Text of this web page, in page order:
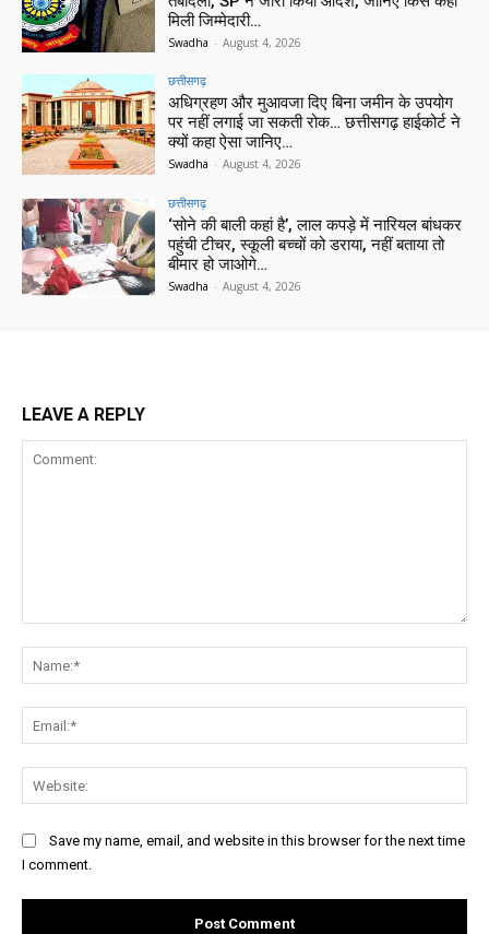
मिली जिम्मेदारी…
Swadha - August 4, 2026
छत्तीसगढ़
अधिग्रहण और मुआवजा दिए बिना जमीन के उपयोग
पर नहीं लगाई जा सकती रोक… छत्तीसगढ़ हाईकोर्ट ने
क्यों कहा ऐसा जानिए…
Swadha - August 4, 2026
छत्तीसगढ़
‘सोने की बाली कहां है’, लाल कपड़े में नारियल बांधकर
पहुंची टीचर, स्कूली बच्चों को डराया, नहीं बताया तो
बीमार हो जाओगे…
Swadha - August 4, 2026
LEAVE A REPLY
Save my name, email, and website in this browser for the next time
I comment.